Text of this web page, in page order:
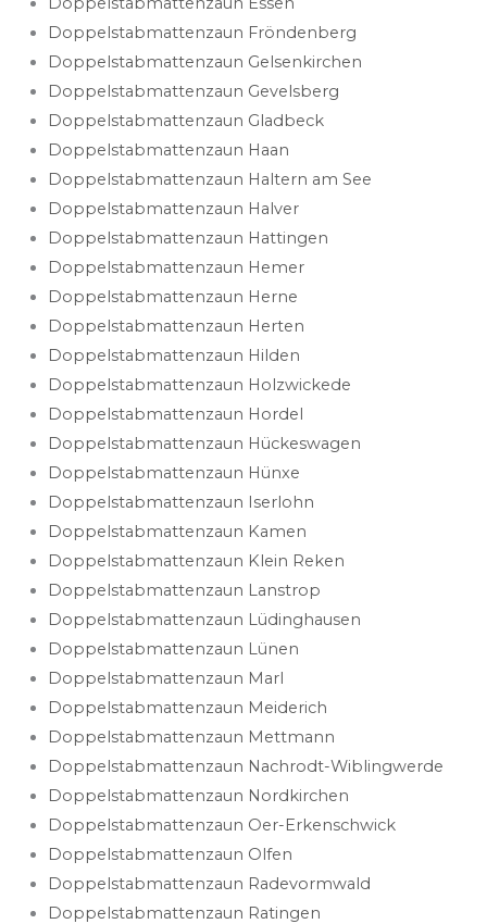
Doppelstabmattenzaun Fröndenberg
Doppelstabmattenzaun Gelsenkirchen
Doppelstabmattenzaun Gevelsberg
Doppelstabmattenzaun Gladbeck
Doppelstabmattenzaun Haan
Doppelstabmattenzaun Haltern am See
Doppelstabmattenzaun Halver
Doppelstabmattenzaun Hattingen
Doppelstabmattenzaun Hemer
Doppelstabmattenzaun Herne
Doppelstabmattenzaun Herten
Doppelstabmattenzaun Hilden
Doppelstabmattenzaun Holzwickede
Doppelstabmattenzaun Hordel
Doppelstabmattenzaun Hückeswagen
Doppelstabmattenzaun Hünxe
Doppelstabmattenzaun Iserlohn
Doppelstabmattenzaun Kamen
Doppelstabmattenzaun Klein Reken
Doppelstabmattenzaun Lanstrop
Doppelstabmattenzaun Lüdinghausen
Doppelstabmattenzaun Lünen
Doppelstabmattenzaun Marl
Doppelstabmattenzaun Meiderich
Doppelstabmattenzaun Mettmann
Doppelstabmattenzaun Nachrodt-Wiblingwerde
Doppelstabmattenzaun Nordkirchen
Doppelstabmattenzaun Oer-Erkenschwick
Doppelstabmattenzaun Olfen
Doppelstabmattenzaun Radevormwald
Doppelstabmattenzaun Ratingen